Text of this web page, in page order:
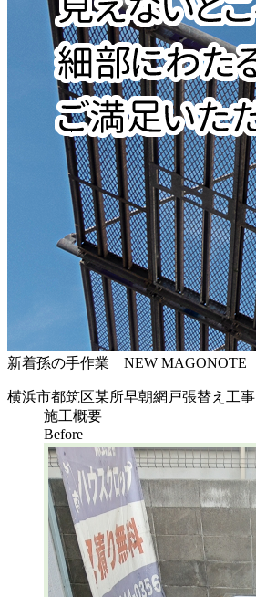
新着孫の手作業 NEW MAGONOTE
横浜市都筑区某所早朝網戸張替え工事
施工概要
Before